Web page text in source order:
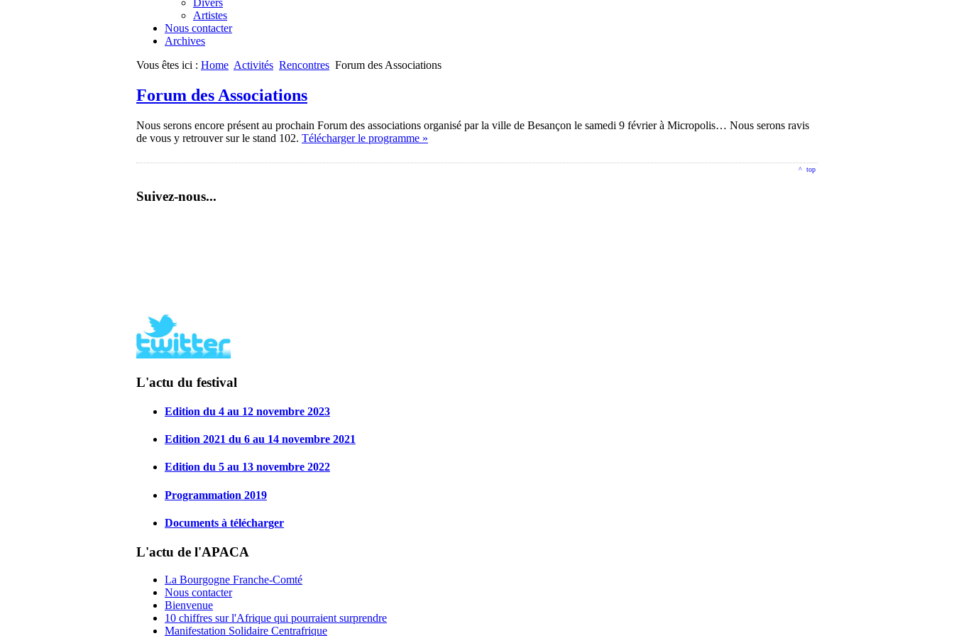
Divers
Artistes
Nous contacter
Archives
Vous êtes ici : Home Activités Rencontres Forum des Associations
Forum des Associations
Nous serons encore présent au prochain Forum des associations organisé par la ville de Besançon le samedi 9 février à Micropolis… Nous serons ravis
de vous y retrouver sur le stand 102. Télécharger le programme »
^ top
Suivez-nous...
L'actu du festival
Edition du 4 au 12 novembre 2023
Edition 2021 du 6 au 14 novembre 2021
Edition du 5 au 13 novembre 2022
Programmation 2019
Documents à télécharger
L'actu de l'APACA
La Bourgogne Franche-Comté
Nous contacter
Bienvenue
10 chiffres sur l'Afrique qui pourraient surprendre
Manifestation Solidaire Centrafrique